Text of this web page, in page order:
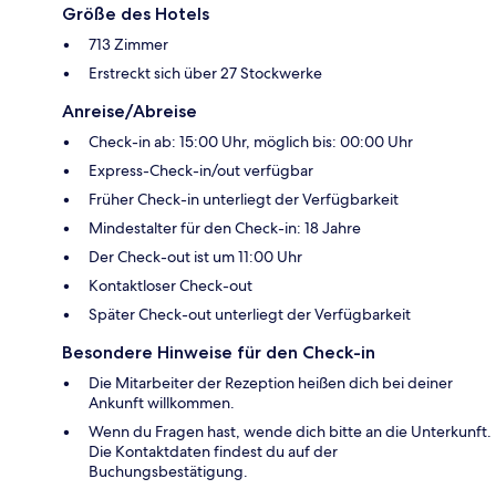
Größe des Hotels
713 Zimmer
Erstreckt sich über 27 Stockwerke
Anreise/Abreise
Check-in ab: 15:00 Uhr, möglich bis: 00:00 Uhr
Express-Check-in/out verfügbar
Früher Check-in unterliegt der Verfügbarkeit
Mindestalter für den Check-in: 18 Jahre
Der Check-out ist um 11:00 Uhr
Kontaktloser Check-out
Später Check-out unterliegt der Verfügbarkeit
Besondere Hinweise für den Check-in
Die Mitarbeiter der Rezeption heißen dich bei deiner
Ankunft willkommen.
Wenn du Fragen hast, wende dich bitte an die Unterkunft.
Die Kontaktdaten findest du auf der
Buchungsbestätigung.